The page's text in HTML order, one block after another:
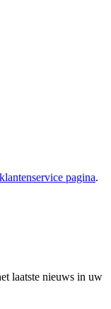
klantenservice pagina.
laatste nieuws in uw